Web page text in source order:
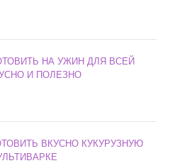
НА УЖИН ДЛЯ ВСЕЙ
И ПОЛЕЗНО
ВКУСНО КУКУРУЗНУЮ